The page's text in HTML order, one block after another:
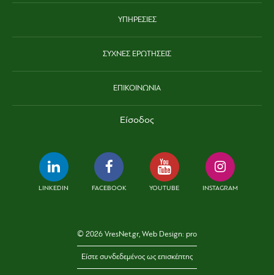
ΥΠΗΡΕΣΙΕΣ
ΣΥΧΝΕΣ ΕΡΩΤΗΣΕΙΣ
ΕΠΙΚΟΙΝΩΝΙΑ
Είσοδος
LINKEDIN FACEBOOK YOUTUBE INSTAGRAM
© 2026 VresNet.gr, Web Design: pro
Είστε συνδεδεμένος ως επισκέπτης